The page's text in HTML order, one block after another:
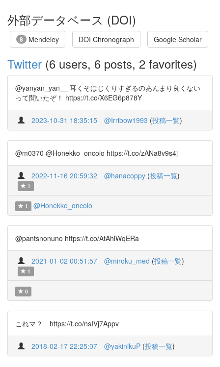
外部データベース (DOI)
8 Mendeley DOI Chronograph Google Scholar
Twitter (6 users, 6 posts, 2 favorites)
@yanyan_yan__ 耳くそほじくりすぎるのあんまり良くない
って聞いたぞ！ https://t.co/X6EG6p878Y
2023-10-31 18:35:15 @Irribow1993 (投稿一覧)
@m0370 @Honekko_oncolo https://t.co/zANa8v9s4j
2022-11-16 20:59:32 @hanacoppy (投稿一覧)
1
1 @Honekko_oncolo
@pantsnonuno https://t.co/AtAhiWqERa
2021-01-02 00:51:57 @miroku_med (投稿一覧)
1
0
これマ？ https://t.co/nsIVj7Appv
2018-02-17 22:25:07 @yakinikuP (投稿一覧)